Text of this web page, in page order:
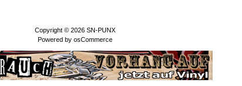
Copyright © 2026 SN-PUNX
Powered by osCommerce